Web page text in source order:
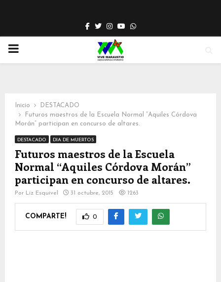
Facebook
TwitterInstagram
YoutubeWhatsapp
PRIMARY
Inicio
DESTACADO
Futuros maestros de la Escuela Normal “Aquiles Córdova
Morán” participan en concurso de altares.
DESTACADO DIA DE MUERTOS
Futuros maestros de la Escuela
Normal “Aquiles Córdova Morán”
participan en concurso de altares.
Por Liz Esquivel 31 octubre, 2015 1263
COMPARTE! 0